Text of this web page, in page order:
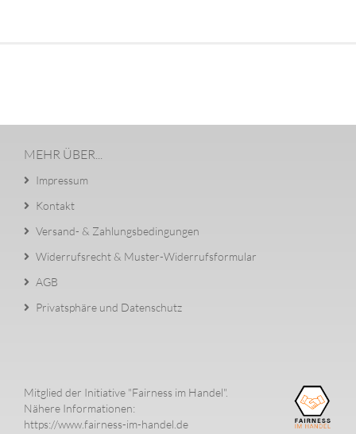
MEHR ÜBER...
Impressum
Kontakt
Versand- & Zahlungsbedingungen
Widerrufsrecht & Muster-Widerrufsformular
AGB
Privatsphäre und Datenschutz
Mitglied der Initiative "Fairness im Handel".
Nähere Informationen:
https://www.fairness-im-handel.de